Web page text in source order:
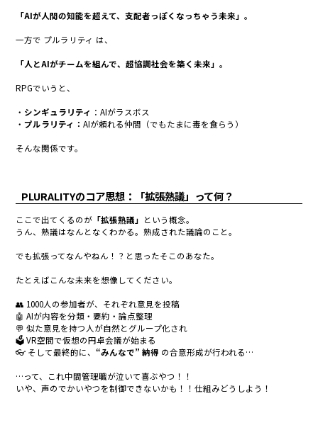
「AIが人間の知能を超えて、支配者っぽくなっちゃう未来」。
一方で プルラリティ は、
「人とAIがチームを組んで、超協調社会を築く未来」。
RPGでいうと、
・ シンギュラリティ ：AIがラスボス
・プルラリティ：AIが頼れる仲間（でもたまに毒を食らう）
そんな関係です。
PLURALITYのコア思想：「拡張熟議」って何？
ここで出てくるのが 「拡張熟議」 という概念。
うん、熟議はなんとなくわかる。熟成された議論のこと。
でも拡張ってなんやねん！？と思ったそこのあなた。
たとえばこんな未来を想像してください。
👥 1000人の参加者が、それぞれ意見を投稿
🤖 AIが内容を分類・要約・論点整理
💬 似た意見を持つ人が自然とグループ化され
🗳 VR空間で仮想の円卓会議が始まる
👓 そして最終的に、“みんなで” 納得 の合意形成が行われる…
…って、これ中間管理職が泣いて喜ぶやつ！！
いや、声のでかいやつを制御できないかも！！仕組みどうしよう！